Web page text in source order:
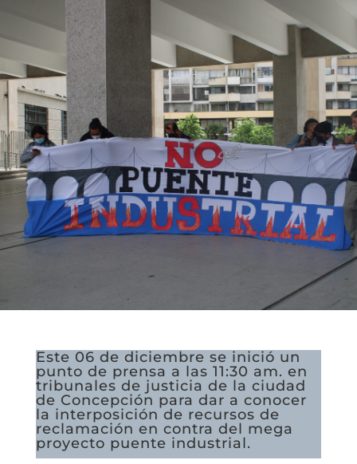
Este 06 de diciembre se inició un
punto de prensa a las 11:30 am. en
tribunales de justicia de la ciudad
de Concepción para dar a conocer
la interposición de recursos de
reclamación en contra del mega
proyecto puente industrial.